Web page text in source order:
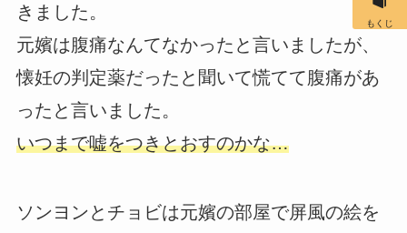
きました。
元嬪は腹痛なんてなかったと言いましたが、
懐妊の判定薬だったと聞いて慌てて腹痛があ
ったと言いました。
いつまで嘘をつきとおすのかな…
ソンヨンとチョビは元嬪の部屋で屏風の絵を
もくじ